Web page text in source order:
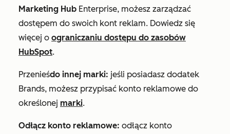
Marketing Hub Enterprise, możesz zarządzać
dostępem do swoich kont reklam. Dowiedz się
więcej o ograniczaniu dostępu do zasobów
HubSpot.
Przenieśdo innej marki: jeśli posiadasz dodatek
Brands, możesz przypisać konto reklamowe do
określonej marki.
Odłącz konto reklamowe: odłącz konto